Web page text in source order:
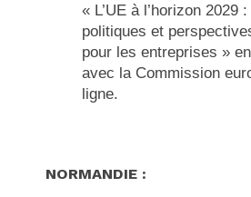
« L’UE à l’horizon 2029
politiques et
pour les entreprises »
avec la Commission
ligne.
NORMANDIE :